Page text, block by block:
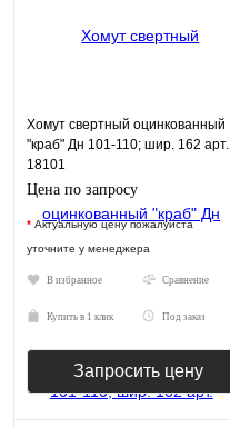
Хомут свертный оцинкованный
"краб" Дн 101-110; шир. 162 арт.
18101
Цена по запросу
* Актуальную цену пожалуйста
уточните у менеджера
В избранное Сравнение
Купить в 1 клик Под заказ
Запросить цену